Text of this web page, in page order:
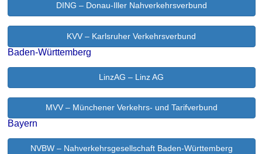
DING – Donau-Iller Nahverkehrsverbund
KVV – Karlsruher Verkehrsverbund
Baden-Württemberg
LinzAG – Linz AG
MVV – Münchener Verkehrs- und Tarifverbund
Bayern
NVBW – Nahverkehrsgesellschaft Baden-Württemberg